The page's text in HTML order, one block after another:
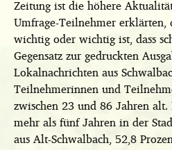
Zeitung ist die höhere
Umfrage-Teilnehmer erklärten,
wichtig oder wichtig ist, dass
Gegensatz zur gedruckten
Lokalnachrichten aus
Teilnehmerinnen und
zwischen 23 und 86 Jahren
mehr als fünf Jahren in der
aus Alt-Schwalbach, 52,8